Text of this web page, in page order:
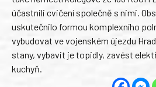
účastnili cvičení společně s nimi.
uskutečnilo formou komplexního
vybudovat ve vojenském újezdu
stany, vybavit je topidly, zavést
kuchyň.